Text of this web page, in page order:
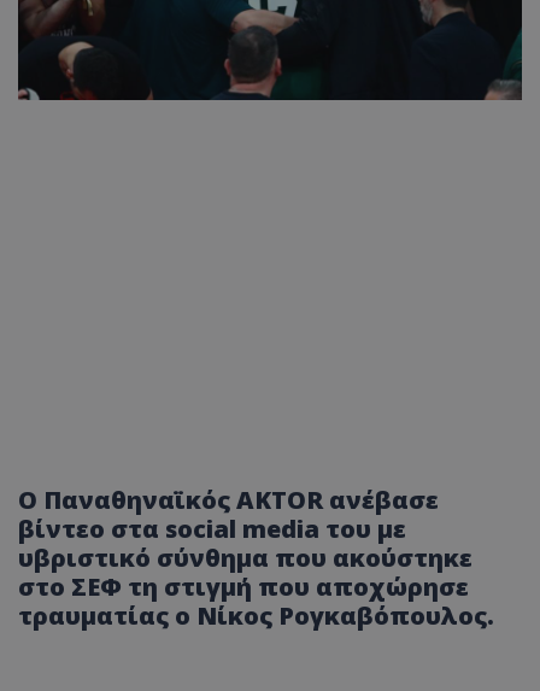
Ο Παναθηναϊκός AKTOR ανέβασε
βίντεο στα social media του με
υβριστικό σύνθημα που ακούστηκε
στο ΣΕΦ τη στιγμή που αποχώρησε
τραυματίας ο Νίκος Ρογκαβόπουλος.